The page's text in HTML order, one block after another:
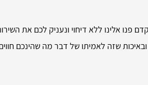
אלינו ללא דיחוי ונעניק לכם את
שזה לאמיתו של דבר מה שהינכם